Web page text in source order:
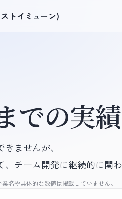
トイミューン)
での実
ませんが、
、チーム開発に継続的に関
名や具体的な数値は掲載していません。